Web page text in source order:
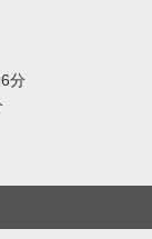
分